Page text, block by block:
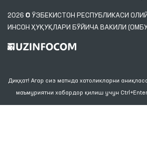
2026 © ЎЗБЕКИСТОН РЕСПУБЛИКАСИ
ИНСОН ҲУҚУҚЛАРИ БЎЙИЧА ВАКИЛИ
Диққат! Агар сиз матнда хатоликларни
маъмуриятни хабардор қилиш учун